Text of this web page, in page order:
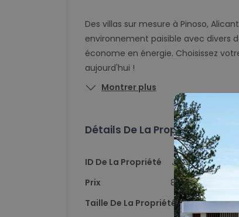
Des villas sur mesure à Pinoso,
environnement paisible avec divers
économe en énergie. Choisissez
aujourd'hui !
Montrer plus
Détails De La Propriété
ID De La Propriété
JG9859
Prix
852,000
Taille De La Propriété
260